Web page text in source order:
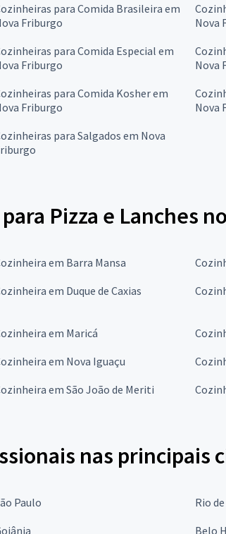
para Comida Brasileira em
Friburgo
Nova
para Comida Especial em
Friburgo
Nova
para Comida Kosher em
Friburgo
Nova
para Salgados em Nova
Pizza e Lanches
em Barra Mansa
em Duque de Caxias
em Maricá
em Nova Iguaçu
em São João de Meriti
nas principais
Paulo Rio
Belo